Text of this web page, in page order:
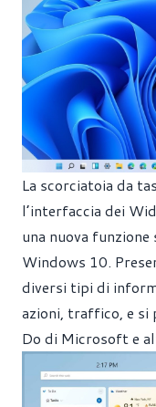
La scorciatoia da
l’interfaccia dei
una nuova
Windows 10.
diversi tipi di
azioni, traffico, e si
Do di Microsoft e